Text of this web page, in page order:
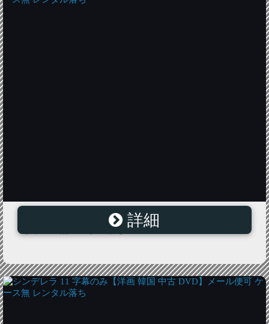
シンデレラ 8 字幕のみ【洋画 韓国 中古 DVD】メール便
可 ケース無 レンタル落ち
詳細